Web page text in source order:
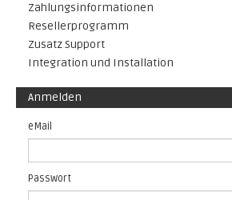
Zahlungsinformationen
Resellerprogramm
Zusatz Support
Integration und Installation
Anmelden
eMail
Passwort